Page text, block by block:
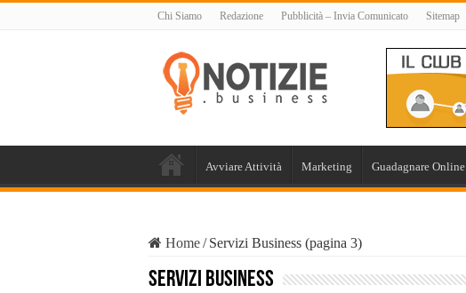
Chi Siamo Redazione Pubblicità – Invia Comunicato Sitemap
Avviare Attività Marketing Guadagnare Online
Home/ Servizi Business (pagina 3)
Servizi Business